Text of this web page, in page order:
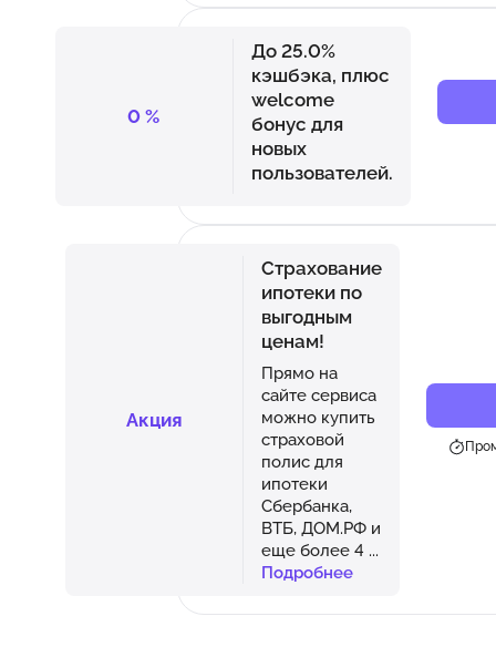
0 %
До 25.0%
кэшбэка, плюс
welcome
бонус для
новых
пользователей.
Акция
Страхование
ипотеки по
выгодным
ценам!
Прямо на
сайте сервиса
можно купить
страховой
полис для
ипотеки
Сбербанка,
ВТБ, ДОМ.РФ и
еще более 4 ...
Подробнее